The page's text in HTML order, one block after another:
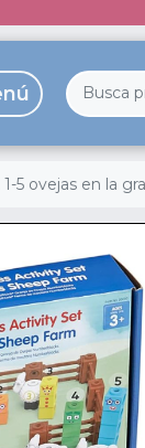
5 ovejas en la